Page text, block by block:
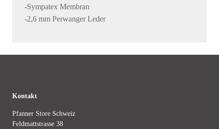
-Sympatex Membran
-2,6 mm Perwanger Leder
Kontakt
Pfanner Store Schweiz
Feldmattstrasse 38